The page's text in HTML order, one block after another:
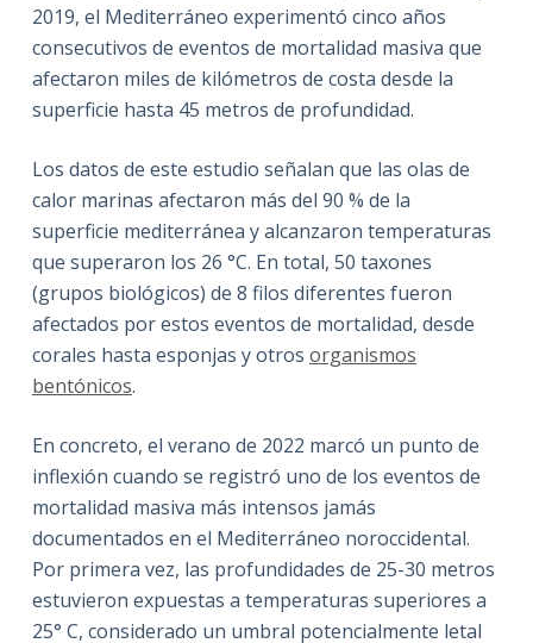
2019, el Mediterráneo experimentó cinco años
consecutivos de eventos de mortalidad masiva que
afectaron miles de kilómetros de costa desde la
superficie hasta 45 metros de profundidad.
Los datos de este estudio señalan que las olas de
calor marinas afectaron más del 90 % de la
superficie mediterránea y alcanzaron temperaturas
que superaron los 26 °C. En total, 50 taxones
(grupos biológicos) de 8 filos diferentes fueron
afectados por estos eventos de mortalidad, desde
corales hasta esponjas y otros organismos
bentónicos.
En concreto, el verano de 2022 marcó un punto de
inflexión cuando se registró uno de los eventos de
mortalidad masiva más intensos jamás
documentados en el Mediterráneo noroccidental.
Por primera vez, las profundidades de 25-30 metros
estuvieron expuestas a temperaturas superiores a
25° C, considerado un umbral potencialmente letal